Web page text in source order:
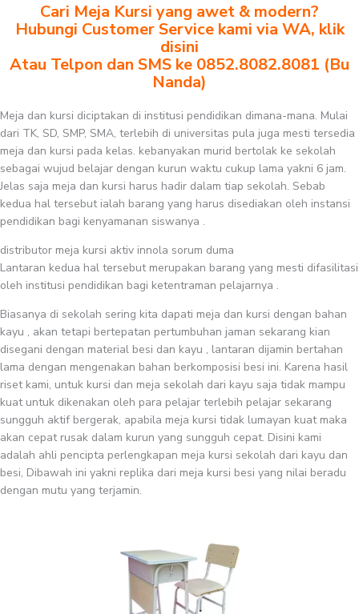
Cari Meja Kursi yang awet & modern?
Hubungi Customer Service kami via WA, klik
disini
Atau Telpon dan SMS ke 0852.8082.8081 (Bu
Nanda)
Meja dan kursi diciptakan di institusi pendidikan dimana-mana. Mulai
dari TK, SD, SMP, SMA, terlebih di universitas pula juga mesti tersedia
meja dan kursi pada kelas. kebanyakan murid bertolak ke sekolah
sebagai wujud belajar dengan kurun waktu cukup lama yakni 6 jam.
Jelas saja meja dan kursi harus hadir dalam tiap sekolah. Sebab
kedua hal tersebut ialah barang yang harus disediakan oleh instansi
pendidikan bagi kenyamanan siswanya .
distributor meja kursi aktiv innola sorum duma
Lantaran kedua hal tersebut merupakan barang yang mesti difasilitasi
oleh institusi pendidikan bagi ketentraman pelajarnya .
Biasanya di sekolah sering kita dapati meja dan kursi dengan bahan
kayu , akan tetapi bertepatan pertumbuhan jaman sekarang kian
disegani dengan material besi dan kayu , lantaran dijamin bertahan
lama dengan mengenakan bahan berkomposisi besi ini. Karena hasil
riset kami, untuk kursi dan meja sekolah dari kayu saja tidak mampu
kuat untuk dikenakan oleh para pelajar terlebih pelajar sekarang
sungguh aktif bergerak, apabila meja kursi tidak lumayan kuat maka
akan cepat rusak dalam kurun yang sungguh cepat. Disini kami
adalah ahli pencipta perlengkapan meja kursi sekolah dari kayu dan
besi, Dibawah ini yakni replika dari meja kursi besi yang nilai beradu
dengan mutu yang terjamin.